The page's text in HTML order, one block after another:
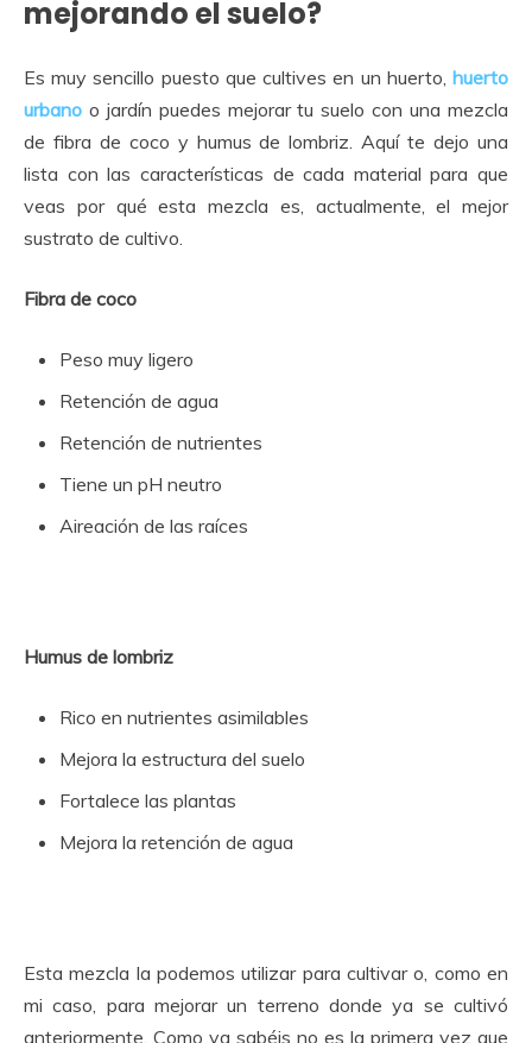
mejorando el suelo?
Es muy sencillo puesto que cultives en un huerto, huerto
urbano o jardín puedes mejorar tu suelo con una mezcla
de fibra de coco y humus de lombriz. Aquí te dejo una
lista con las características de cada material para que
veas por qué esta mezcla es, actualmente, el mejor
sustrato de cultivo.
Fibra de coco
Peso muy ligero
Retención de agua
Retención de nutrientes
Tiene un pH neutro
Aireación de las raíces
Humus de lombriz
Rico en nutrientes asimilables
Mejora la estructura del suelo
Fortalece las plantas
Mejora la retención de agua
Esta mezcla la podemos utilizar para cultivar o, como en
mi caso, para mejorar un terreno donde ya se cultivó
anteriormente. Como ya sabéis no es la primera vez que